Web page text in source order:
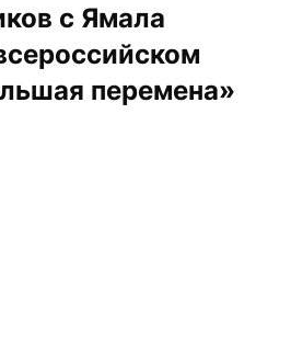
с Ямала
перемена»